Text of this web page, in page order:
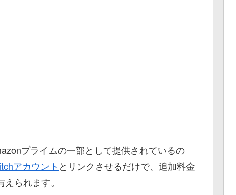
プライムの一部として提供されているの
アカウント とリンクさせるだけで、追加料金
られます。